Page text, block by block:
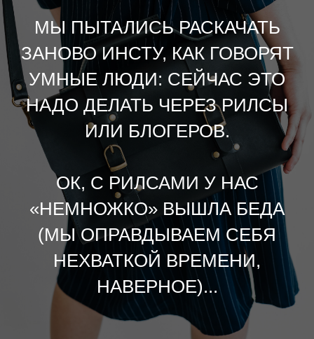
МЫ ПЫТАЛИСЬ РАСКАЧАТЬ
ЗАНОВО ИНСТУ, КАК ГОВОРЯТ
УМНЫЕ ЛЮДИ: СЕЙЧАС ЭТО
НАДО ДЕЛАТЬ ЧЕРЕЗ РИЛСЫ
ИЛИ БЛОГЕРОВ.
ОК, С РИЛСАМИ У НАС
«НЕМНОЖКО» ВЫШЛА БЕДА
(МЫ ОПРАВДЫВАЕМ СЕБЯ
НЕХВАТКОЙ ВРЕМЕНИ,
НАВЕРНОЕ)...